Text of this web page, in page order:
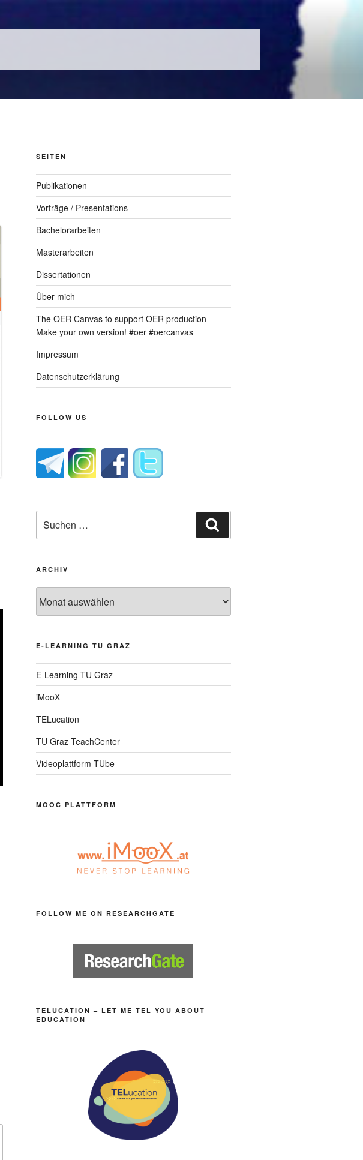
SEITEN
Publikationen
Vorträge / Presentations
Bachelorarbeiten
Masterarbeiten
Dissertationen
Über mich
The OER Canvas to support OER production –
Make your own version! #oer #oercanvas
Impressum
Datenschutzerklärung
FOLLOW US
nach:
ARCHIV
E-LEARNING TU GRAZ
E-Learning TU Graz
iMooX
TELucation
TU Graz TeachCenter
Videoplattform TUbe
MOOC PLATTFORM
FOLLOW ME ON RESEARCHGATE
TELUCATION – LET ME TEL YOU ABOUT
EDUCATION